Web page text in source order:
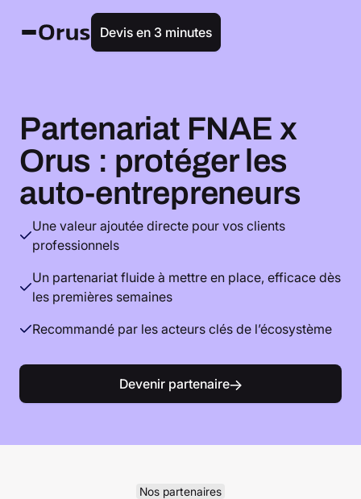
Devis en 3 minutes
Partenariat FNAE x
Orus : protéger les
auto-entrepreneurs
Une valeur ajoutée directe pour vos clients
professionnels
Un partenariat fluide à mettre en place, efficace dès
les premières semaines
Recommandé par les acteurs clés de l’écosystème
Devenir partenaire
Nos partenaires